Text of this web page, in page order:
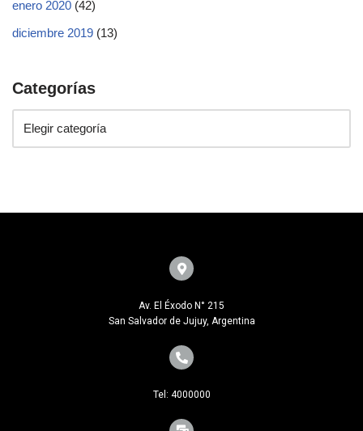
enero 2020 (42)
diciembre 2019 (13)
Categorías
Av. El Éxodo N° 215
San Salvador de Jujuy, Argentina
Tel: 4000000